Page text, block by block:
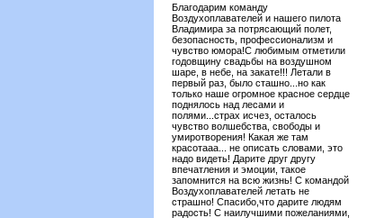
Благодарим команду
Воздухоплавателей и нашего пилота
Владимира за потрясающий полет,
безопасность, профессионализм и
чувство юмора!С любимым отметили
годовщину свадьбы на воздушном
шаре, в небе, на закате!!! Летали в
первый раз, было сташно...но как
только наше огромное красное сердце
поднялось над лесами и
полями...страх исчез, осталось
чувство волшебства, свободы и
умиротворения! Какая же там
красотааа... не описать словами, это
надо видеть! Дарите друг другу
впечатления и эмоции, такое
запомнится на всю жизнь! С командой
Воздухоплавателей летать не
страшно! Спасибо,что дарите людям
радость! С наилучшими пожеланиями,